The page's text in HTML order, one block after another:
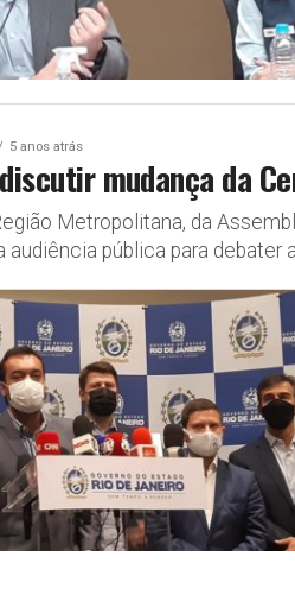
5 anos atrás
mudança da
Metropolitana, da
audiência pública para debater